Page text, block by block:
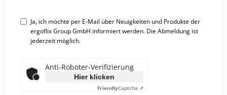
Ja, ich möchte per E-Mail über Neuigkeiten und Produkte der
ergoflix Group GmbH informiert werden. Die Abmeldung ist
jederzeit möglich.
Anti-Roboter-Verifizierung
Hier klicken
FriendlyCaptcha ⇗